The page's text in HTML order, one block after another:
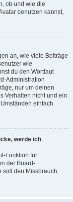
ob und wie die
benutzen kannst,
an, wie viele Beiträge
wie
du den Wortlaut
Administration
nur um deinen
Verhalten nicht und ein
einfach
werde ich
Funktion für
der Board-
soll den Missbrauch